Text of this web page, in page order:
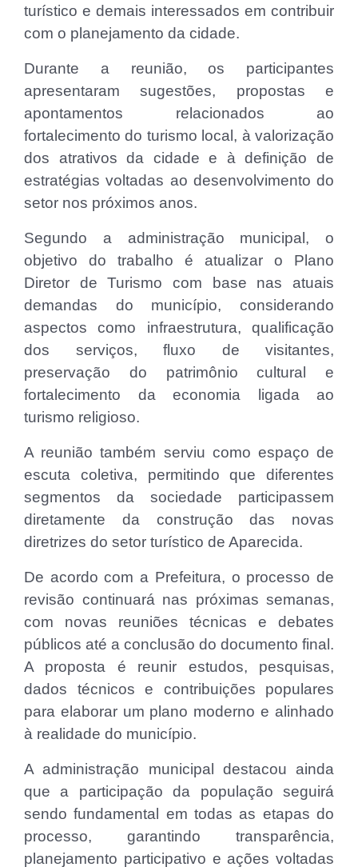
turístico e demais interessados em contribuir
com o planejamento da cidade.
Durante a reunião, os participantes
apresentaram sugestões, propostas e
apontamentos relacionados ao
fortalecimento do turismo local, à valorização
dos atrativos da cidade e à definição de
estratégias voltadas ao desenvolvimento do
setor nos próximos anos.
Segundo a administração municipal, o
objetivo do trabalho é atualizar o Plano
Diretor de Turismo com base nas atuais
demandas do município, considerando
aspectos como infraestrutura, qualificação
dos serviços, fluxo de visitantes,
preservação do patrimônio cultural e
fortalecimento da economia ligada ao
turismo religioso.
A reunião também serviu como espaço de
escuta coletiva, permitindo que diferentes
segmentos da sociedade participassem
diretamente da construção das novas
diretrizes do setor turístico de Aparecida.
De acordo com a Prefeitura, o processo de
revisão continuará nas próximas semanas,
com novas reuniões técnicas e debates
públicos até a conclusão do documento final.
A proposta é reunir estudos, pesquisas,
dados técnicos e contribuições populares
para elaborar um plano moderno e alinhado
à realidade do município.
A administração municipal destacou ainda
que a participação da população seguirá
sendo fundamental em todas as etapas do
processo, garantindo transparência,
planejamento participativo e ações voltadas